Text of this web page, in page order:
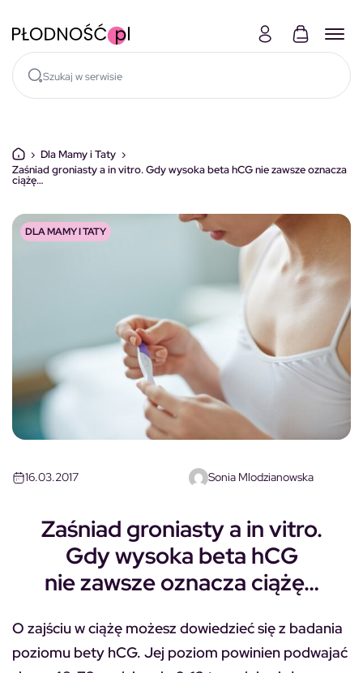
› Dla Mamy i Taty ›
Zaśniad groniasty a in vitro. Gdy wysoka beta hCG nie zawsze oznacza
ciążę…
DLA MAMY I TATY
16.03.2017 Sonia Mlodzianowska
Zaśniad groniasty a in vitro.
Gdy wysoka beta hCG
nie zawsze oznacza ciążę…
O zajściu w ciążę możesz dowiedzieć się z badania
poziomu bety hCG. Jej poziom powinien podwajać